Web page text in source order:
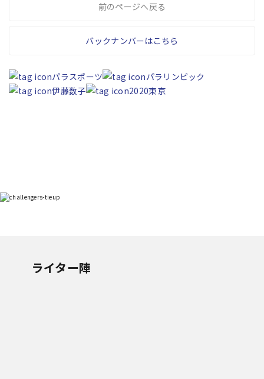
前のページへ戻る
バックナンバーはこちら
パラスポーツ
パラリンピック
伊藤数子
2020東京
ライター陣